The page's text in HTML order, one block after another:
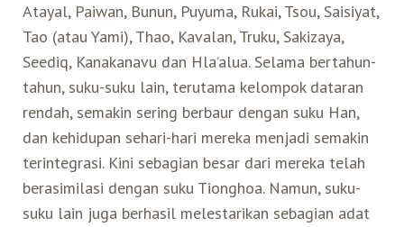
Atayal, Paiwan, Bunun, Puyuma, Rukai, Tsou, Saisiyat,
Tao (atau Yami), Thao, Kavalan, Truku, Sakizaya,
Seediq, Kanakanavu dan Hla’alua. Selama bertahun-
tahun, suku-suku lain, terutama kelompok dataran
rendah, semakin sering berbaur dengan suku Han,
dan kehidupan sehari-hari mereka menjadi semakin
terintegrasi. Kini sebagian besar dari mereka telah
berasimilasi dengan suku Tionghoa. Namun, suku-
suku lain juga berhasil melestarikan sebagian adat